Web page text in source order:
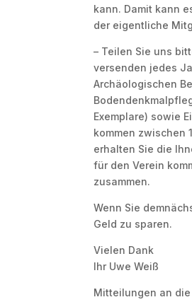
kann. Damit kann
der eigentliche
– Teilen Sie uns
versenden jedes
Archäologischen
Exemplare) sowie
kommen zwischen
erhalten Sie die
für den Verein
zusammen.
Wenn Sie
Geld zu sparen.
Vielen Dank
Ihr Uwe Weiß
Mitteilungen an